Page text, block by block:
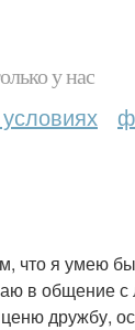
у нас
что я умею
в общение
дружбу,